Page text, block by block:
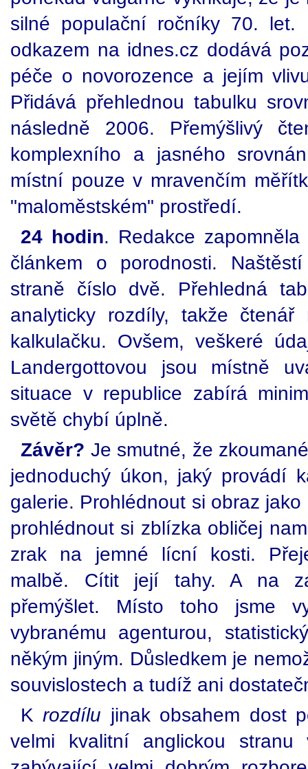
silné populační ročníky 70. let.
odkazem na idnes.cz dodává
péče o novorozence a jejím
Přidává přehlednou tabulku
následně 2006. Přemýšlivý
komplexního a jasného
místní pouze v mravenčím
"maloměstském" prostředí.
24 hodin. Redakce
článkem o porodnosti.
straně číslo dvě. Přehledná
analyticky rozdíly, takže
kalkulačku. Ovšem, veškeré
Landergottovou jsou místně
situace v republice zabírá
světě chybí úplně.
Závěr? Je smutné, že
jednoduchý úkon, jaký provádí
galerie. Prohlédnout si obraz
prohlédnout si zblízka obličej
zrak na jemné lícní kosti.
malbě. Cítit její tahy. A na
přemýšlet. Místo toho jsme
vybranému agenturou,
někým jiným. Důsledkem je
souvislostech a tudíž ani
Krozdílu jinak obsahem dost
velmi kvalitní anglickou